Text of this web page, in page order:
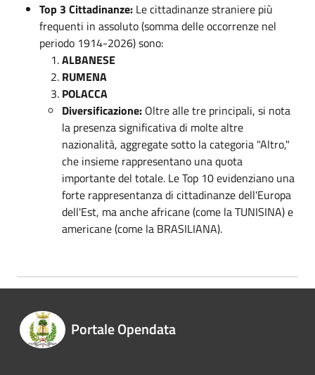
Top 3 Cittadinanze: Le cittadinanze straniere più
frequenti in assoluto (somma delle occorrenze nel
periodo 1914-2026) sono:
ALBANESE
RUMENA
POLACCA
Diversificazione: Oltre alle tre principali, si nota
la presenza significativa di molte altre
nazionalità, aggregate sotto la categoria "Altro,"
che insieme rappresentano una quota
importante del totale. Le Top 10 evidenziano una
forte rappresentanza di cittadinanze dell'Europa
dell'Est, ma anche africane (come la TUNISINA) e
americane (come la BRASILIANA).
Portale Opendata